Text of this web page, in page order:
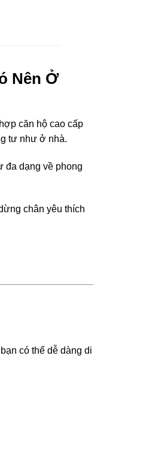
Nên Ở
căn hộ cao cấp
tư như ở nhà.
đa dạng về phong
chân yêu thích
có thể dễ dàng di